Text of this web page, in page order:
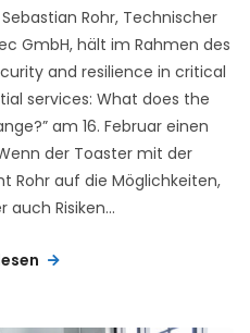
Rohr, Technischer
GmbH, hält im Rahmen des
and resilience in critical
services: What does the
am 16. Februar einen
der Toaster mit der
Rohr auf die Möglichkeiten,
auch Risiken...